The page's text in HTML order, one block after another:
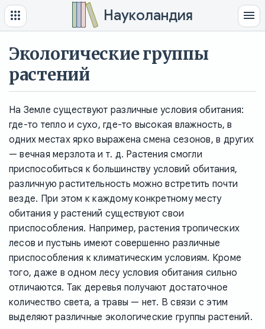
Науколандия
Экологические группы
растений
На Земле существуют различные условия обитания:
где-то тепло и сухо, где-то высокая влажность, в
одних местах ярко выражена смена сезонов, в других
— вечная мерзлота и т. д. Растения смогли
приспособиться к большинству условий обитания,
различную растительность можно встретить почти
везде. При этом к каждому конкретному месту
обитания у растений существуют свои
приспособления. Например, растения тропических
лесов и пустынь имеют совершенно различные
приспособления к климатическим условиям. Кроме
того, даже в одном лесу условия обитания сильно
отличаются. Так деревья получают достаточное
количество света, а травы — нет. В связи с этим
выделяют различные экологические группы растений.